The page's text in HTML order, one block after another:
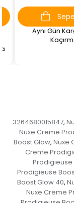
Sepete
Aynı Gün Kargo
3264680015847,
Nuxe Creme
Boost Glow, Nuxe
Creme
Prodigieuse
Prodigieuse
Boost Glow 40,
Nuxe Creme